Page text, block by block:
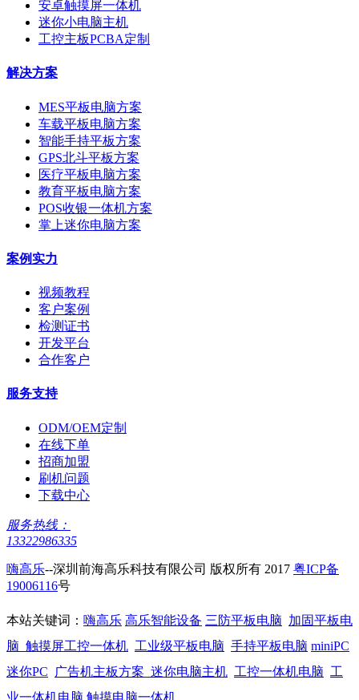
安卓触摸屏一体机
迷你小电脑主机
工控主板PCBA定制
解决方案
MES平板电脑方案
车载平板电脑方案
智能手持平板方案
GPS北斗平板方案
医疗平板电脑方案
教育平板电脑方案
POS收银一体机方案
掌上迷你电脑方案
案例实力
视频教程
客户案例
检测证书
开发平台
合作客户
服务支持
ODM/OEM定制
在线下单
招商加盟
刷机问题
下载中心
服务热线：
13322986335
嗨高乐--深圳前海高乐科技有限公司 版权所有 2017 粤ICP备
19006116号
本站关键词： 嗨高乐 高乐智能设备 三防平板电脑 加固平板电
脑 触摸屏工控一体机 工业级平板电脑 手持平板电脑 miniPC
迷你PC
广告机主板方案 迷你电脑主机 工控一体机电脑 工
业一体机电脑 触摸电脑一体机